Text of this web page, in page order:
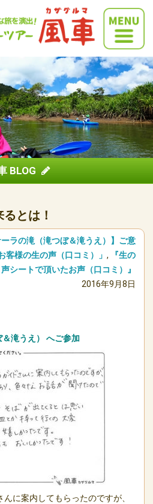
BLOG
とは！
ーラの滝（滝つぼ＆滝うえ）】ご意
お客様の生の声（口コミ）」 ,
『生の
声シートで頂いたお声（口コミ）』
2016年9月8日
滝うえ）
へご参加
に案内してもらったのですが、